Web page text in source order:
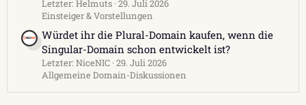
Letzter: Helmuts 29. Juli 2026
Einsteiger & Vorstellungen
Würdet ihr die Plural-Domain kaufen, wenn die
Singular-Domain schon entwickelt ist?
Letzter: NiceNIC 29. Juli 2026
Allgemeine Domain-Diskussionen